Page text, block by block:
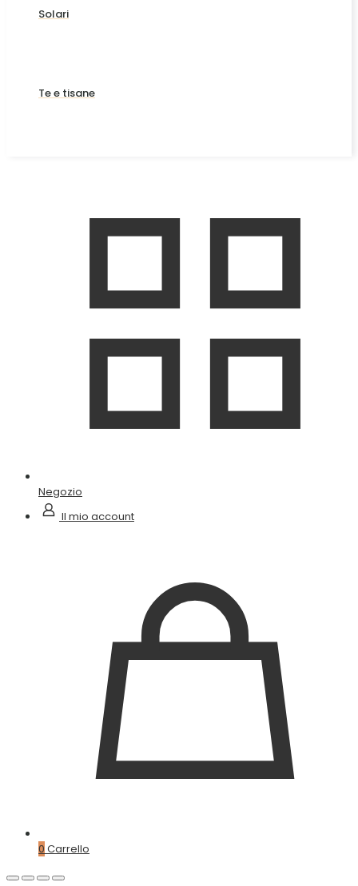
Solari
Te e tisane
Negozio
Il mio account
0 Carrello